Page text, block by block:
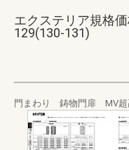
エクステリア規格
129(130-131)
門まわり 鋳物門扉 MV超